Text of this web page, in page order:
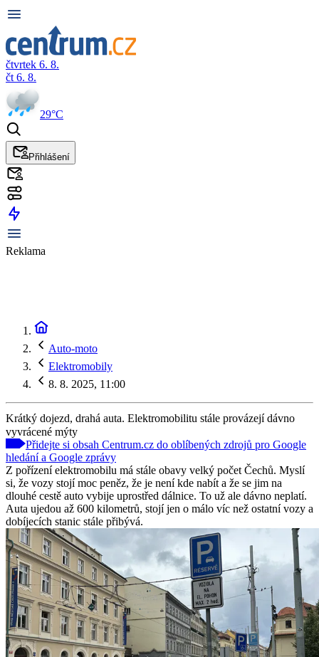
čtvrtek 6. 8.
čt 6. 8.
29°C
Přihlášení
Reklama
Auto-moto
Elektromobily
8. 8. 2025, 11:00
Krátký dojezd, drahá auta. Elektromobilitu stále provázejí dávno
vyvrácené mýty
Přidejte si obsah Centrum.cz do oblíbených zdrojů pro Google
hledání a Google zprávy
Z pořízení elektromobilu má stále obavy velký počet Čechů. Myslí
si, že vozy stojí moc peněz, že je není kde nabít a že se jim na
dlouhé cestě auto vybije uprostřed dálnice. To už ale dávno neplatí.
Auta ujedou až 600 kilometrů, stojí jen o málo víc než ostatní vozy a
dobíjecích stanic stále přibývá.